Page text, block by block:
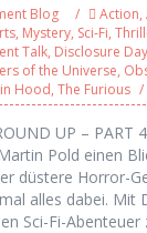
Blog Action,
, Mystery, Sci-Fi,
Talk, Disclosure Day
of the Universe,
Hood, The Furious
UP –
Pold einen
düstere Horror-
alles dabei. Mit
Sci-Fi-